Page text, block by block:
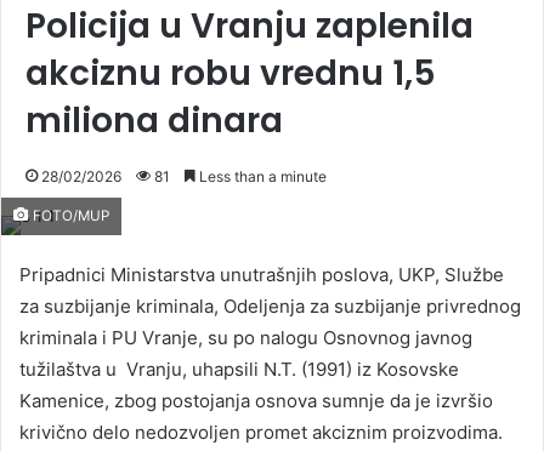
Policija u Vranju zaplenila
akciznu robu vrednu 1,5
miliona dinara
28/02/2026 81 Less than a minute
FOTO/MUP
Pripadnici Ministarstva unutrašnjih poslova, UKP, Službe
za suzbijanje kriminala, Odelјenja za suzbijanje privrednog
kriminala i PU Vranje, su po nalogu Osnovnog javnog
tužilaštva u Vranju, uhapsili N.T. (1991) iz Kosovske
Kamenice, zbog postojanja osnova sumnje da je izvršio
krivično delo nedozvolјen promet akciznim proizvodima.